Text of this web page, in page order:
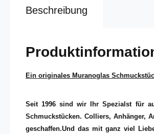
Beschreibung
Ein originales Muranoglas
Seit 1996 sind wir Ihr Spezialst für
Schmuckstücken. Colliers, Anhänger,
geschaffen.Und das mit ganz viel